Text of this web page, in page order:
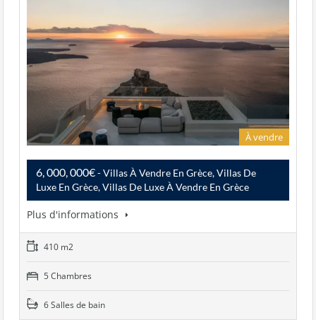
À vendre
6, 000, 000€- Villas À Vendre En Grèce, Villas De
Luxe En Grèce, Villas De Luxe À Vendre En Grèce
Plus d'informations
410 m2
5 Chambres
6 Salles de bain